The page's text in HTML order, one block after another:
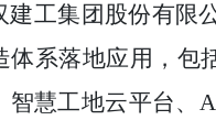
建工集团股份有限
体系落地应用，包
慧工地云平台、